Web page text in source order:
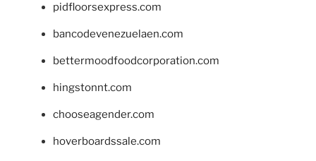
pidfloorsexpress.com
bancodevenezuelaen.com
bettermoodfoodcorporation.com
hingstonnt.com
chooseagender.com
hoverboardssale.com